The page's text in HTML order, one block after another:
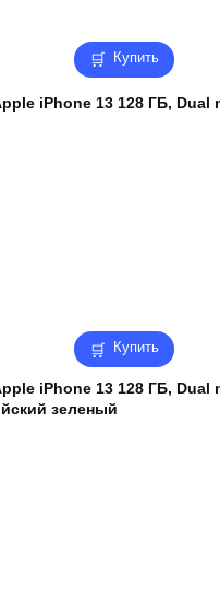
Купить
iPhone 13 128 ГБ, Dual
Купить
iPhone 13 128 ГБ, Dual
зеленый